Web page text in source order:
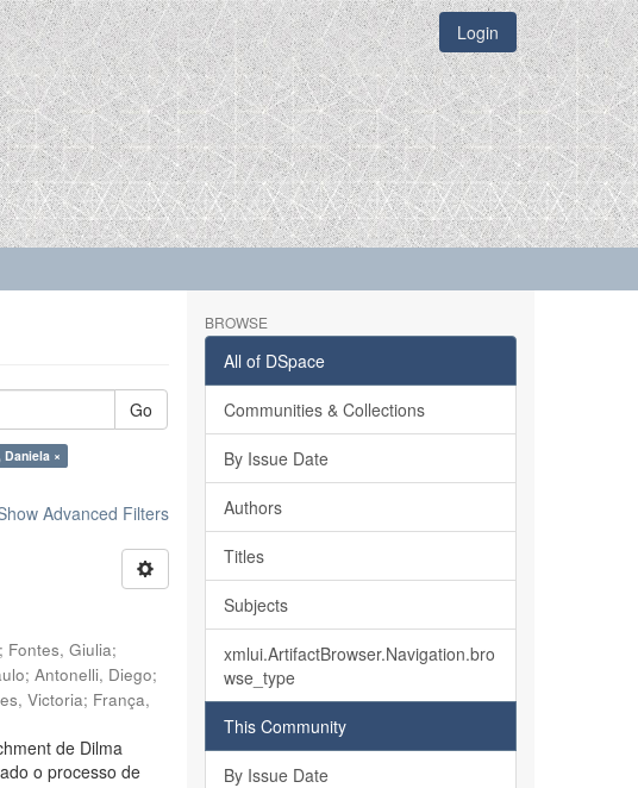
Login
Go
Daniela ×
Advanced Filters
; Fontes, Giulia;
;Antonelli, Diego;
Victoria; França,
de Dilma
o processo de
BROWSE
All of DSpace
Communities & Collections
By Issue Date
Authors
Titles
Subjects
xmlui.ArtifactBrowser.Navigation.bro
wse_type
This Community
By Issue Date